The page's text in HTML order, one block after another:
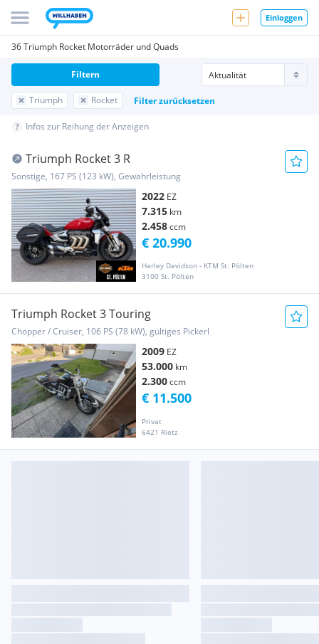
Einloggen
36 Triumph Rocket Motorräder und Quads
Triumph Rocket Filter zurücksetzen
Filtern
Infos zur Reihung der Anzeigen
Triumph Rocket 3 R
Sonstige, 167 PS (123 kW), Gewährleistung
2022 EZ
7.315 km
2.458ccm
Harley Davidson - KTM St. Pölten
3100 St. Pölten
€ 20.990
Triumph Rocket 3 Touring
Chopper / Cruiser, 106 PS (78 kW), gültiges Pickerl
2009 EZ
53.000 km
2.300ccm
Privat
6421 Rietz
€ 11.500